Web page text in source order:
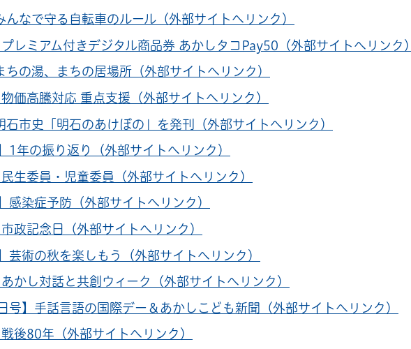
んなで守る自転車のルール（外部サイトへリンク）
レミアム付きデジタル商品券 あかしタコPay50（外部サイトへリンク）
ちの湯、まちの居場所（外部サイトへリンク）
価高騰対応 重点支援（外部サイトへリンク）
石市史「明石のあけぼの」を発刊（外部サイトへリンク）
1年の振り返り（外部サイトへリンク）
生委員・児童委員（外部サイトへリンク）
感染症予防（外部サイトへリンク）
政記念日（外部サイトへリンク）
芸術の秋を楽しもう（外部サイトへリンク）
かし対話と共創ウィーク（外部サイトへリンク）
号】手話言語の国際デー＆あかしこども新聞（外部サイトへリンク）
後80年（外部サイトへリンク）